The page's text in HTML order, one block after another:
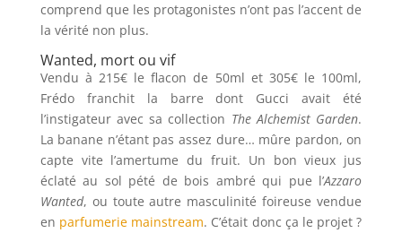
comprend que les protagonistes n’ont pas l’accent de
la vérité non plus.
Wanted, mort ou vif
Vendu à 215€ le flacon de 50ml et 305€ le 100ml,
Frédo franchit la barre dont Gucci avait été
l’instigateur avec sa collection The Alchemist Garden.
La banane n’étant pas assez dure… mûre pardon, on
capte vite l’amertume du fruit. Un bon vieux jus
éclaté au sol pété de bois ambré qui pue l’Azzaro
Wanted, ou toute autre masculinité foireuse vendue
en parfumerie mainstream. C’était donc ça le projet ?